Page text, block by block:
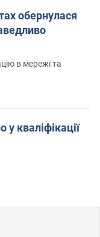
обернулася
в мережі та
кваліфікації